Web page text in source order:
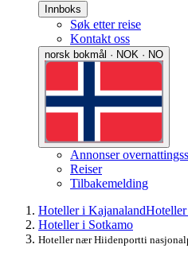
Innboks
Søk etter reise
Kontakt oss
norsk bokmål · NOK · NO
Annonser
Reiser
Tilbakemelding
Hoteller i Kajanaland
Hoteller i Sotkamo
Hoteller nær Hiidenportti